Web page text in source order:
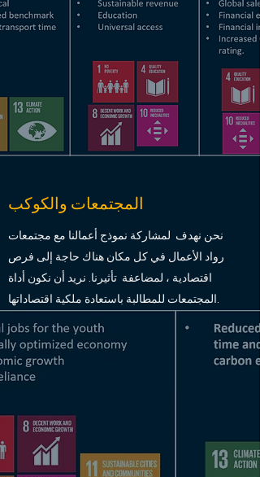
المجتمعات والكوكب
نحن نهدف لمشاركة نموذج أعمالنا مع مجتمعات
رواد الأعمال في كل مكان هناك حاجة إلى فرص
اقتصادية ، لمضاعفة تأثيرنا. نريد أن نكون أداة